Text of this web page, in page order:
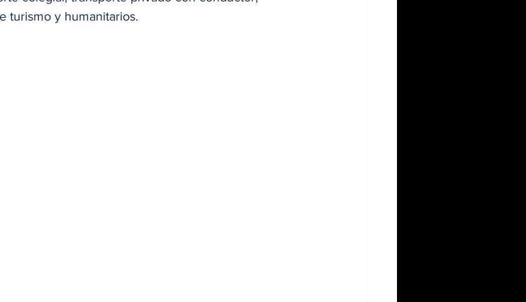
turismo y humanitarios.